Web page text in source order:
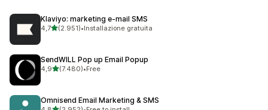
Klaviyo: marketing e‑mail SMS
4,7stelle su 5
(2.951)
2951 recensioni totali
•Installazione gratuita
SendWILL Pop up Email Popup
4,9stelle su 5
(7.480)
7480 recensioni totali
•Free
Omnisend Email Marketing & SMS